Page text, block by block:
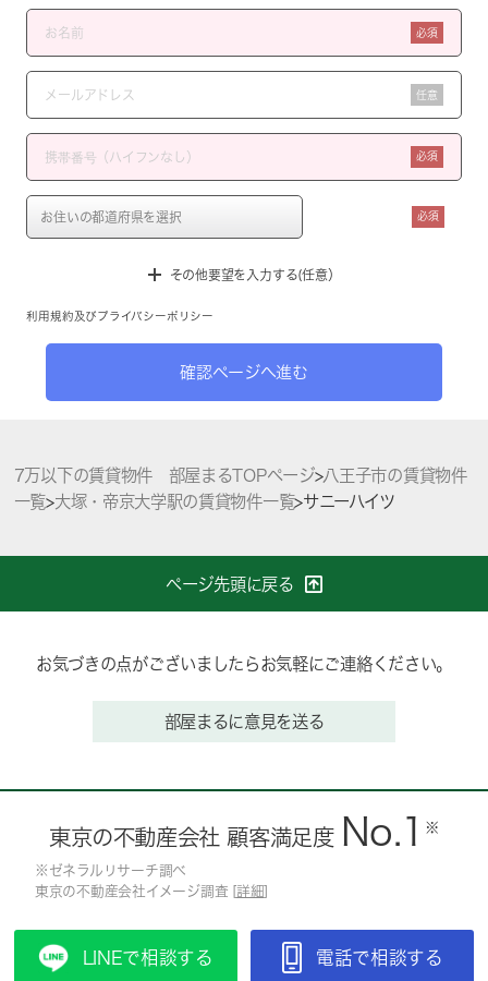
必須
任意
必須
必須
その他要望を入力する(任意）
利用規約 及び プライバシーポリシー
確認ページへ進む
7万以下の賃貸物件 部屋まるTOPページ>八王子市の賃貸物件
一覧>大塚・帝京大学駅の賃貸物件一覧>サニーハイツ
ページ先頭に戻る
お気づきの点がございましたらお気軽にご連絡ください。
部屋まるに意見を送る
東京の不動産会社 顧客満足度 No.1 ※
※ゼネラルリサーチ調べ
東京の不動産会社イメージ調査 [ 詳細
LINEで相談する 電話で相談する